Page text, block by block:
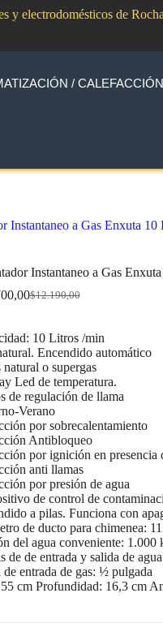
y electrodomésticos de Rocha
/ CALEFACCIÓN
Instantaneo a Gas Enxuta
Instantaneo a Gas
$12.190,00
Original
was:
$12.190,00.
Current
is:
$10.700,00.
10 Litros /min
Encendido automático
natural o supergas
Led de temperatura.
de regulación de llama
Verano
por sobrecalentamiento
Antibloqueo
por ignición en presencia
anti llamas
por presión de agua
de control de
a pilas. Funciona con
de ducto para chimenea:
del agua conveniente: 1.000
de de entrada y salida de
de entrada de gas: ½ pulgada
cm Profundidad: 16,3 cm